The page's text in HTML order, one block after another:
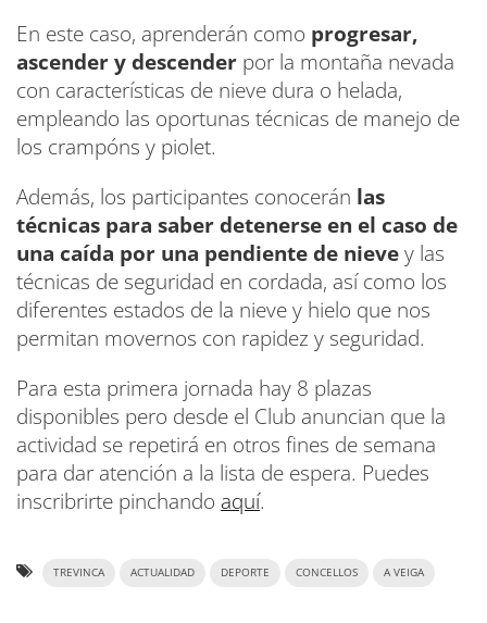
En este caso, aprenderán como progresar,
ascender y descender por la montaña nevada
con características de nieve dura o helada,
empleando las oportunas técnicas de manejo de
los crampóns y piolet.
Además, los participantes conocerán las
técnicas para saber detenerse en el caso de
una caída por una pendiente de nievey las
técnicas de seguridad en cordada, así como los
diferentes estados de la nieve y hielo que nos
permitan movernos con rapidez y seguridad.
Para esta primera jornada hay 8 plazas
disponibles pero desde el Club anuncian que la
actividad se repetirá en otros fines de semana
para dar atención a la lista de espera. Puedes
inscribrirte pinchando aquí.
TREVINCA ACTUALIDAD DEPORTE CONCELLOS A VEIGA